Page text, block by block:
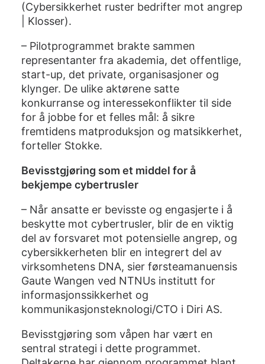
(Cybersikkerhet ruster bedrifter mot angrep
| Klosser).
– Pilotprogrammet brakte sammen
representanter fra akademia, det offentlige,
start-up, det private, organisasjoner og
klynger. De ulike aktørene satte
konkurranse og interessekonflikter til side
for å jobbe for et felles mål: å sikre
fremtidens matproduksjon og matsikkerhet,
forteller Stokke.
Bevisstgjøring som et middel for å
bekjempe cybertrusler
– Når ansatte er bevisste og engasjerte i å
beskytte mot cybertrusler, blir de en viktig
del av forsvaret mot potensielle angrep, og
cybersikkerheten blir en integrert del av
virksomhetens DNA, sier førsteamanuensis
Gaute Wangen ved NTNUs institutt for
informasjonssikkerhet og
kommunikasjonsteknologi/CTO i Diri AS.
Bevisstgjøring som våpen har vært en
sentral strategi i dette programmet.